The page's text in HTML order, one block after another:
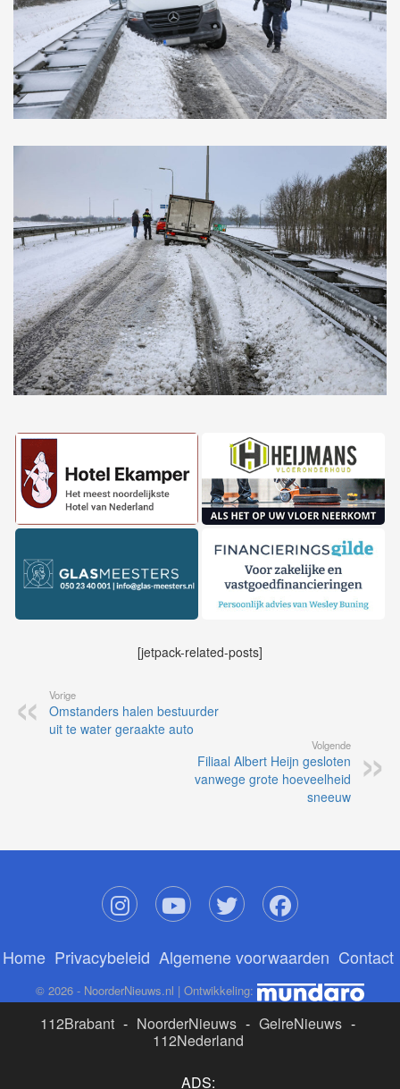
[jetpack-related-posts]
Vorige
Omstanders halen bestuurder
uit te water geraakte auto
Volgende
Filiaal Albert Heijn gesloten
vanwege grote hoeveelheid
sneeuw
Home Privacybeleid Algemene voorwaarden Contact
© 2026 - NoorderNieuws.nl | Ontwikkeling:
112Brabant - NoorderNieuws - GelreNieuws -
112Nederland
ADS: